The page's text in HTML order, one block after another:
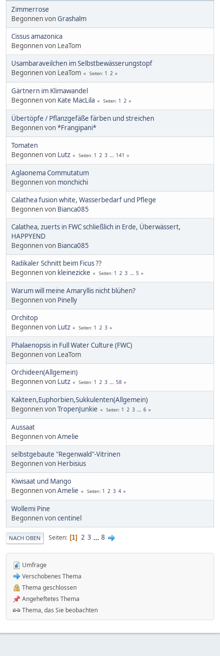
Zimmerrose
Begonnen vonGrashalm
Cissus amazonica
Begonnen von LeaTom
Usambaraveilchen im Selbstbewässerungstopf
Begonnen von LeaTom
Seiten 1 2
Gärtnern im Klimawandel
Begonnen von Kate MacLila Seiten 1 2
Übertöpfe / Pflanzgefäße färben und streichen
Begonnen von*Frangipani*
Tomaten
Begonnen von Lutz Seiten 1 2 3 ... 141
Aglaonema Commutatum
Begonnen von monchichi
Calathea fusion white, Wasserbedarf und Pflege
Begonnen von Bianca085
Calathea, zuerts in FWC schließlich in Erde, Überwässert,
HAPPYEND
Begonnen von Bianca085
Radikaler Schnitt beim Ficus ??
Begonnen von kleinezicke Seiten 1 2 3 ... 5
Warum will meine Amaryllis nicht blühen?
Begonnen von Pinelly
Orchitop
Begonnen von Lutz Seiten 1 2 3
Phalaenopsis in Full Water Culture (FWC)
Begonnen von LeaTom
Orchideen(Allgemein)
Begonnen von Lutz Seiten 1 2 3 ... 58
Kakteen,Euphorbien,Sukkulenten(Allgemein)
Begonnen vonTropenJunkie Seiten 1 2 3 ... 6
Aussaat
Begonnen vonAmelie
selbstgebaute "Regenwald"-Vitrinen
Begonnen von Herbisius
Kiwisaat und Mango
Begonnen vonAmelie Seiten 1 2 3 4
Wollemi Pine
Begonnen voncentinel
NACH OBEN Seiten 1 2 3 ... 8
Umfrage
Verschobenes Thema
Thema geschlossen
Angeheftetes Thema
Thema, das Sie beobachten